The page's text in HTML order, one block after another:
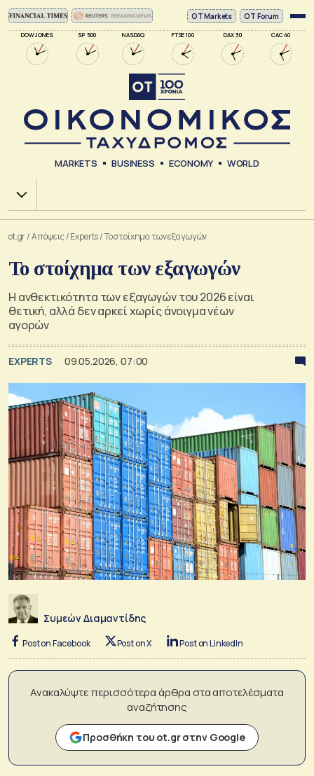
DOW JONES SP 500 NASDAQ FTSE 100 DAX 30 CAC 40
ΟΤ Markets OT Forum
MARKETS BUSINESS ECONOMY WORLD
Χ.Α.
ot.gr/Απόψεις/Experts/Το στοίχημα των εξαγωγών
Το στοίχημα των εξαγωγών
Η ανθεκτικότητα των εξαγωγών του 2026 είναι
θετική, αλλά δεν αρκεί χωρίς άνοιγμα νέων
αγορών
EXPERTS 09.05.2026, 07:00
Συμεών Διαμαντίδης
Post on Facebook Post on X Post on LinkedIn
Ανακαλύψτε περισσότερα άρθρα στα αποτελέσματα
αναζήτησης
Προσθήκη του ot.gr στην Google